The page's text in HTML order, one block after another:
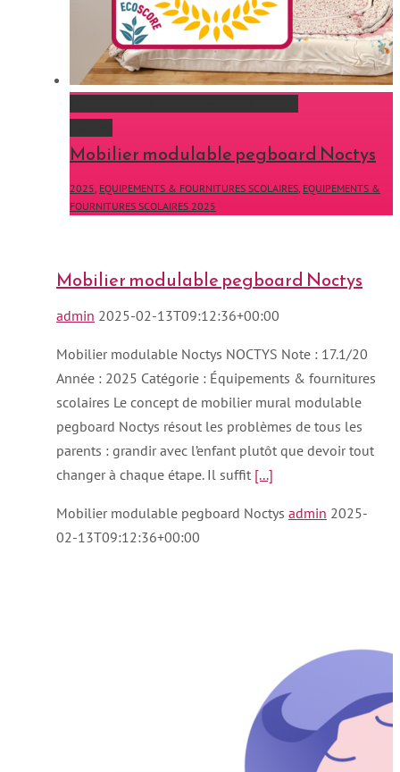
Mobilier modulable pegboard Noctys
2025 EQUIPEMENTS & FOURNITURES SCOLAIRES EQUIPEMENTS &
FOURNITURES SCOLAIRES 2025
Mobilier modulable pegboard Noctys
admin 2025-02-13T09:12:36+00:00
Mobilier modulable Noctys NOCTYS Note : 17.1/20
Année : 2025 Catégorie : Équipements & fournitures
scolaires Le concept de mobilier mural modulable
pegboard Noctys résout les problèmes de tous les
parents : grandir avec l’enfant plutôt que devoir tout
changer à chaque étape. Il suffit [...]
Mobilier modulable pegboard Noctys admin 2025-
02-13T09:12:36+00:00